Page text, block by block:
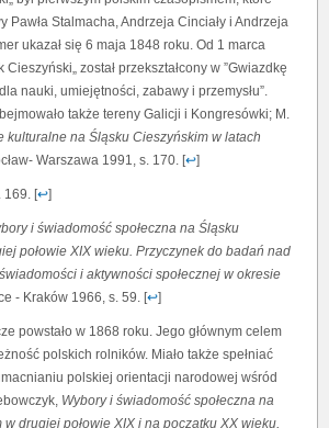
Pawła Stalmacha, Andrzeja Cinciały i Andrzeja
ukazał się 6 maja 1848 roku. Od 1 marca
Cieszyński„ został przekształcony w ”Gwiazdkę
nauki, umiejętności, zabawy i przemysłu”.
także tereny Galicji i Kongresówki; M.
kulturalne na Śląsku Cieszyńskim w latach
Warszawa 1991, s. 170. [↩]
169. [↩]
i świadomość społeczna na Śląsku
połowie XIX wieku. Przyczynek do badań nad
i aktywności społecznej w okresie
- Kraków 1966, s. 59. [↩]
powstało w 1868 roku. Jego głównym celem
polskich rolników. Miało także spełniać
polskiej orientacji narodowej wśród
Wybory i świadomość społeczna na
drugiej połowie XIX i na początku XX wieku,